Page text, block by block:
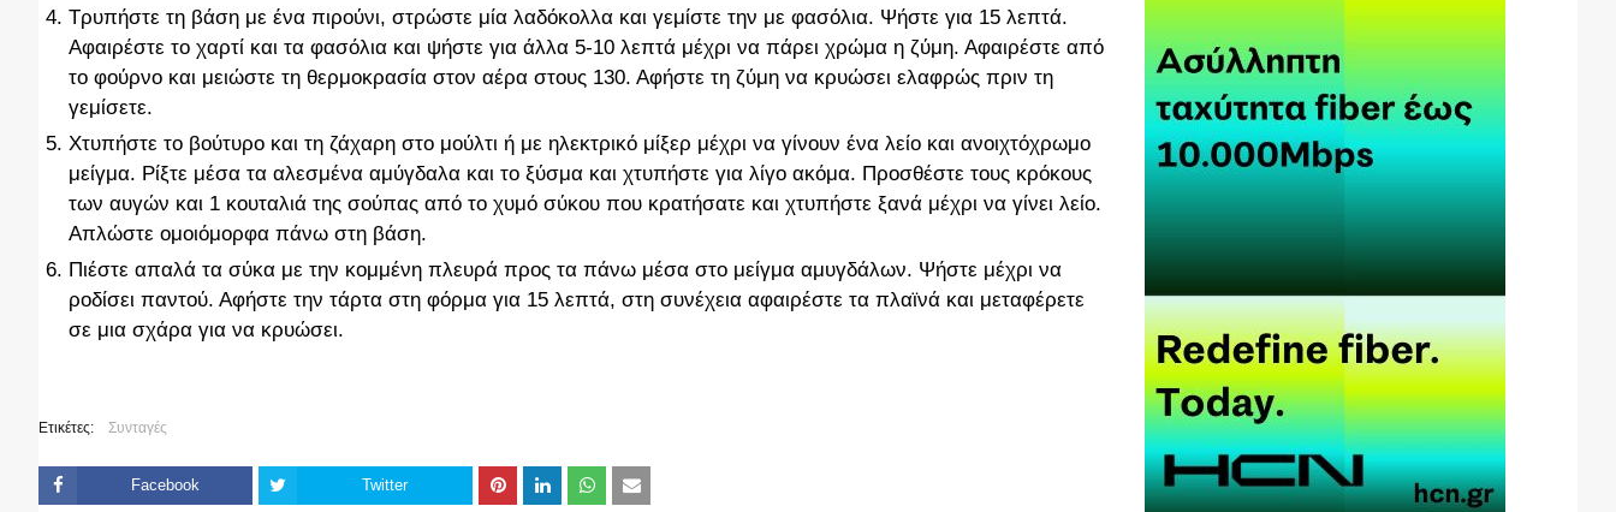
Τρυπήστε τη βάση με ένα πιρούνι, στρώστε μία λαδόκολλα και γεμίστε την με φασόλια. Ψήστε για 15 λεπτά.
Αφαιρέστε το χαρτί και τα φασόλια και ψήστε για άλλα 5-10 λεπτά μέχρι να πάρει χρώμα η ζύμη. Αφαιρέστε από
το φούρνο και μειώστε τη θερμοκρασία στον αέρα στους 130. Αφήστε τη ζύμη να κρυώσει ελαφρώς πριν τη
γεμίσετε.
Χτυπήστε το βούτυρο και τη ζάχαρη στο μούλτι ή με ηλεκτρικό μίξερ μέχρι να γίνουν ένα λείο και ανοιχτόχρωμο
μείγμα. Ρίξτε μέσα τα αλεσμένα αμύγδαλα και το ξύσμα και χτυπήστε για λίγο ακόμα. Προσθέστε τους κρόκους
των αυγών και 1 κουταλιά της σούπας από το χυμό σύκου που κρατήσατε και χτυπήστε ξανά μέχρι να γίνει λείο.
Απλώστε ομοιόμορφα πάνω στη βάση.
Πιέστε απαλά τα σύκα με την κομμένη πλευρά προς τα πάνω μέσα στο μείγμα αμυγδάλων. Ψήστε μέχρι να
ροδίσει παντού. Αφήστε την τάρτα στη φόρμα για 15 λεπτά, στη συνέχεια αφαιρέστε τα πλαϊνά και μεταφέρετε
σε μια σχάρα για να κρυώσει.
Ετικέτες: Συνταγές
Facebook Twitter